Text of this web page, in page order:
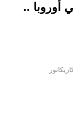
أوروبا ..